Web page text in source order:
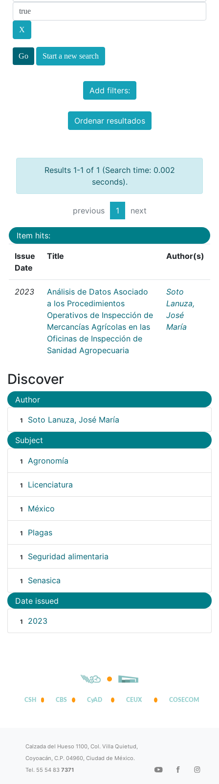
Start a new search
Add filters:
Ordenar resultados
Results 1-1 of 1 (Search time: 0.002
seconds).
previous 1 next
Item hits:
Issue
Date
Title Author(s)
2023
Análisis de Datos Asociado
a los Procedimientos
Operativos de Inspección de
Mercancías Agrícolas en las
Oficinas de Inspección de
Sanidad Agropecuaria
Soto
Lanuza,
José
María
Discover
Author
1 Soto Lanuza, José María
Subject
1 Agronomía
1 Licenciatura
1 México
1 Plagas
1 Seguridad alimentaria
1 Senasica
Date issued
1 2023
CSH CBS CyAD CEUX COSECOM
Calzada del Hueso 1100, Col. Villa Quietud,
Coyoacán, C.P. 04960, Ciudad de México.
Tel. 55 54 837371